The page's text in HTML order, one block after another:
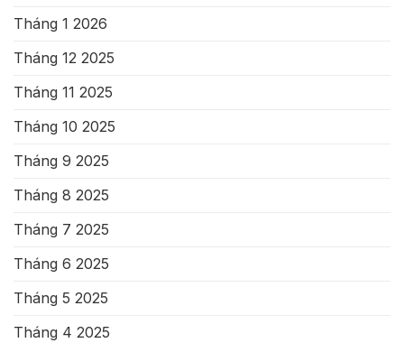
Tháng 1 2026
Tháng 12 2025
Tháng 11 2025
Tháng 10 2025
Tháng 9 2025
Tháng 8 2025
Tháng 7 2025
Tháng 6 2025
Tháng 5 2025
Tháng 4 2025